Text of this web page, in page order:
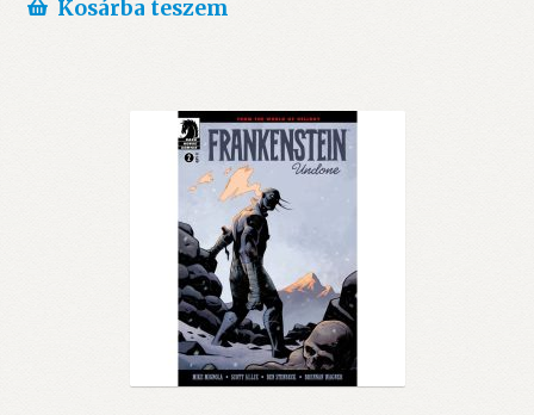
Kosárba teszem